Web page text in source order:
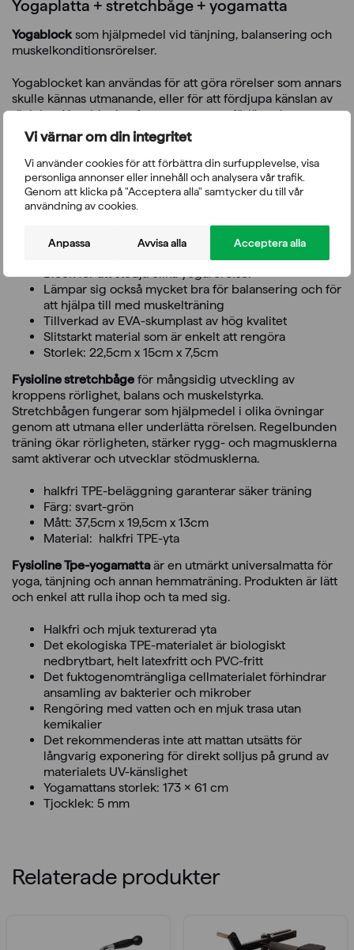
Vi värnar om din integritet
Vi använder cookies för att förbättra din surfupplevelse, visa
personliga annonser eller innehåll och analysera vår trafik.
Genom att klicka på "Acceptera alla" samtycker du till vår
användning av cookies.
Anpassa Avvisa alla Acceptera alla
Yogaplatta + stretchbåge + yogamatta
Yogablock som hjälpmedel vid tänjning, balansering och
muskelkonditionsrörelser.
Yogablocket kan användas för att göra rörelser som annars
skulle kännas utmanande, eller för att fördjupa känslan av
tänjning. Yogablocket fungerar som en förlängning av
händerna, stöder rygg, huvud och höfter och hjälper till att
öka medvetenheten om kroppens inriktningar. Yogabrick
är ett av de mest populära hjälpmedlen för stöd av träning.
Blocket är som mest användbart för nybörjare eller om
fysiska begränsningar gör träningen utmanande. När din
nivå och dina färdigheter ökar kan du exempelvis använda
två block för att ta din träning till en ny mer utmanande
Lämpar sig också mycket bra för balansering och för
att hjälpa till med muskelträning
Tillverkad av EVA-skumplast av hög kvalitet
Slitstarkt material som är enkelt att rengöra
Storlek: 22,5cm x 15cm x 7,5cm
Fysioline stretchbåge för mångsidig utveckling av
kroppens rörlighet, balans och muskelstyrka.
Stretchbågen fungerar som hjälpmedel i olika övningar
genom att utmana eller underlätta rörelsen. Regelbunden
träning ökar rörligheten, stärker rygg- och magmusklerna
samt aktiverar och utvecklar stödmusklerna.
halkfri TPE-beläggning garanterar säker träning
Färg: svart-grön
Mått: 37,5cm x 19,5cm x 13cm
Material: halkfri TPE-yta
Fysioline Tpe-yogamattaär en utmärkt universalmatta för
yoga, tänjning och annan hemmaträning. Produkten är lätt
och enkel att rulla ihop och ta med sig.
Halkfri och mjuk texturerad yta
Det ekologiska TPE-materialet är biologiskt
nedbrytbart, helt latexfritt och PVC-fritt
Det fuktogenomträngliga cellmaterialet förhindrar
ansamling av bakterier och mikrober
Rengöring med vatten och en mjuk trasa utan
kemikalier
Det rekommenderas inte att mattan utsätts för
långvarig exponering för direkt solljus på grund av
materialets UV-känslighet
Yogamattans storlek: 173 x 61 cm
Tjocklek: 5 mm
Relaterade produkter